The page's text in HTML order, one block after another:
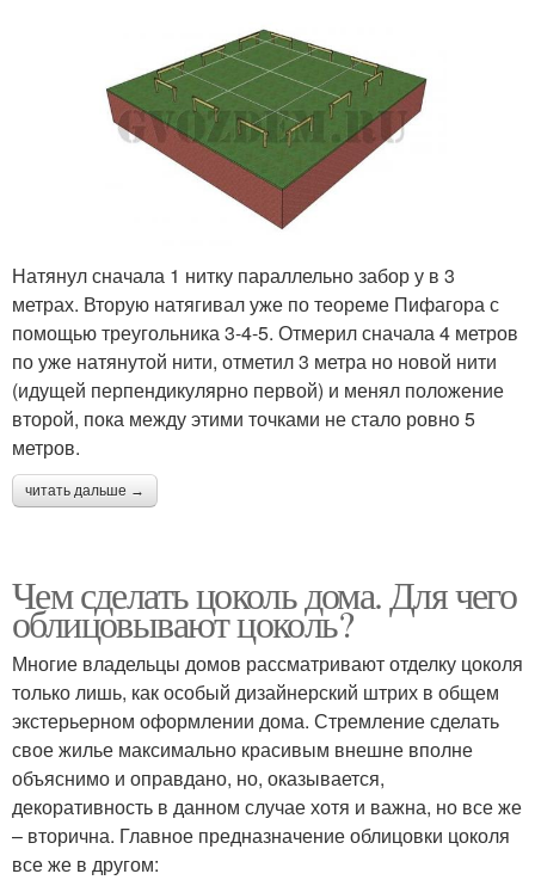
Натянул сначала 1 нитку параллельно забор у в 3
метрах. Вторую натягивал уже по теореме Пифагора с
помощью треугольника 3-4-5. Отмерил сначала 4 метров
по уже натянутой нити, отметил 3 метра но новой нити
(идущей перпендикулярно первой) и менял положение
второй, пока между этими точками не стало ровно 5
метров.
читать дальше →
Чем сделать цоколь дома. Для чего
облицовывают цоколь?
Многие владельцы домов рассматривают отделку цоколя
только лишь, как особый дизайнерский штрих в общем
экстерьерном оформлении дома. Стремление сделать
свое жилье максимально красивым внешне вполне
объяснимо и оправдано, но, оказывается,
декоративность в данном случае хотя и важна, но все же
– вторична. Главное предназначение облицовки цоколя
все же в другом: